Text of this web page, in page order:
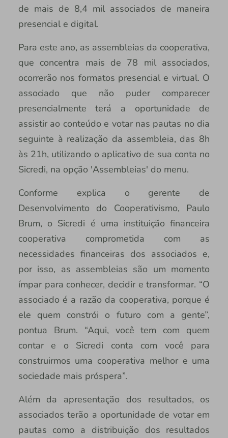
de mais de 8,4 mil associados de maneira
presencial e digital.
Para este ano, as assembleias da cooperativa,
que concentra mais de 78 mil associados,
ocorrerão nos formatos presencial e virtual. O
associado que não puder comparecer
presencialmente terá a oportunidade de
assistir ao conteúdo e votar nas pautas no dia
seguinte à realização da assembleia, das 8h
às 21h, utilizando o aplicativo de sua conta no
Sicredi, na opção 'Assembleias' do menu.
Conforme explica o gerente de
Desenvolvimento do Cooperativismo, Paulo
Brum, o Sicredi é uma instituição financeira
cooperativa comprometida com as
necessidades financeiras dos associados e,
por isso, as assembleias são um momento
ímpar para conhecer, decidir e transformar. “O
associado é a razão da cooperativa, porque é
ele quem constrói o futuro com a gente”,
pontua Brum. “Aqui, você tem com quem
contar e o Sicredi conta com você para
construirmos uma cooperativa melhor e uma
sociedade mais próspera”.
Além da apresentação dos resultados, os
associados terão a oportunidade de votar em
pautas como a distribuição dos resultados